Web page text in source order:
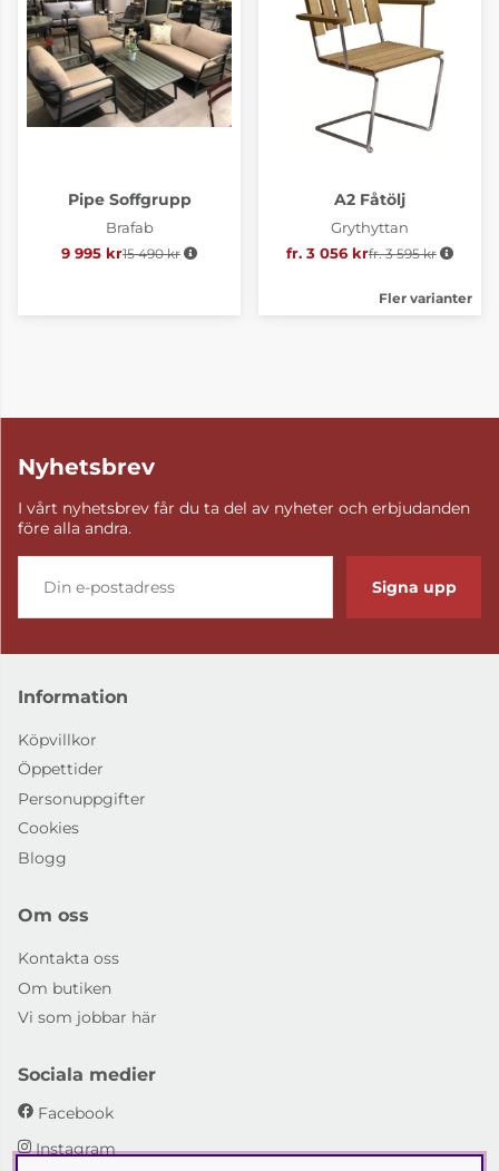
Pipe Soffgrupp
Brafab
9 995 kr Ordinarie pris:
15 490 kr
A2 Fåtölj
Grythyttan
fr. 3 056 krOrdinarie pris:
fr. 3 595 kr
Fler varianter
Nyhetsbrev
I vårt nyhetsbrev får du ta del av nyheter och erbjudanden
före alla andra.
Signa upp
Information
Köpvillkor
Öppettider
Personuppgifter
Cookies
Blogg
Om oss
Kontakta oss
Om butiken
Vi som jobbar här
Sociala medier
Facebook
Instagram